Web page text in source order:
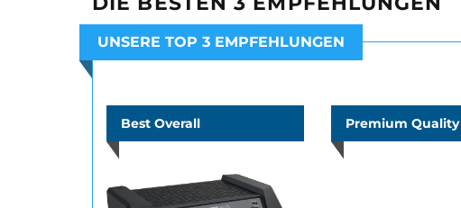
UNSERE TOP 3 EMPFEHLUNGEN
Best Overall Premium Quality